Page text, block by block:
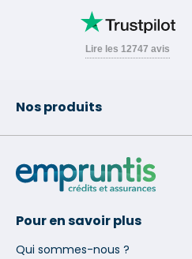
Nos produits
Pour en savoir plus
Qui sommes-nous ?